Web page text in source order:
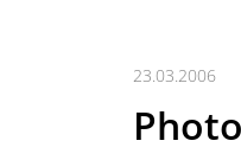
23.03.2006